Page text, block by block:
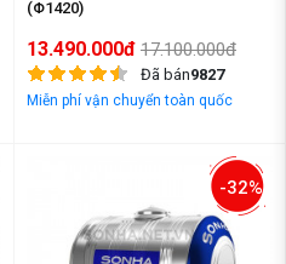
(Φ1420)
13.490.000đ 17.100.000đ
Đã bán9827
Miễn phí vận chuyển toàn quốc
-32%